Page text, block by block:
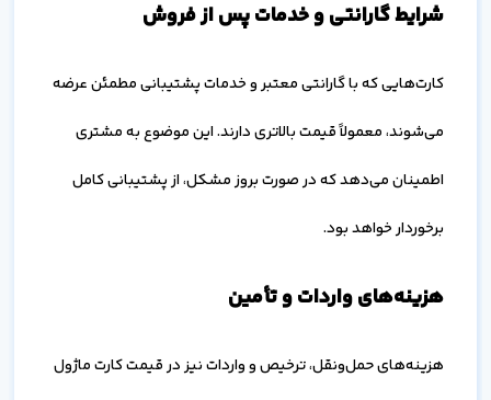
شرایط گارانتی و خدمات پس از فروش
کارت‌هایی که با گارانتی معتبر و خدمات پشتیبانی مطمئن عرضه
می‌شوند، معمولاً قیمت بالاتری دارند. این موضوع به مشتری
اطمینان می‌دهد که در صورت بروز مشکل، از پشتیبانی کامل
برخوردار خواهد بود.
هزینه‌های واردات و تأمین
هزینه‌های حمل‌ونقل، ترخیص و واردات نیز در قیمت کارت ماژول